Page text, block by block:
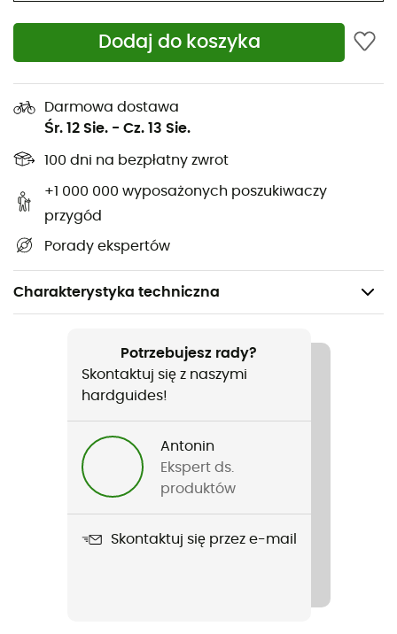
Dodaj do koszyka
Darmowa dostawa
Śr. 12 Sie. - Cz. 13 Sie.
100 dni na bezpłatny zwrot
+1 000 000 wyposażonych poszukiwaczy
przygód
Porady ekspertów
Charakterystyka techniczna
Alpinizm / Skialpinizm
LO ROC Mono Proof Jacket
Potrzebujesz rady?
Skontaktuj się z naszymi
hardguides!
Antonin
Ekspert ds.
produktów
Skontaktuj się przez e-mail